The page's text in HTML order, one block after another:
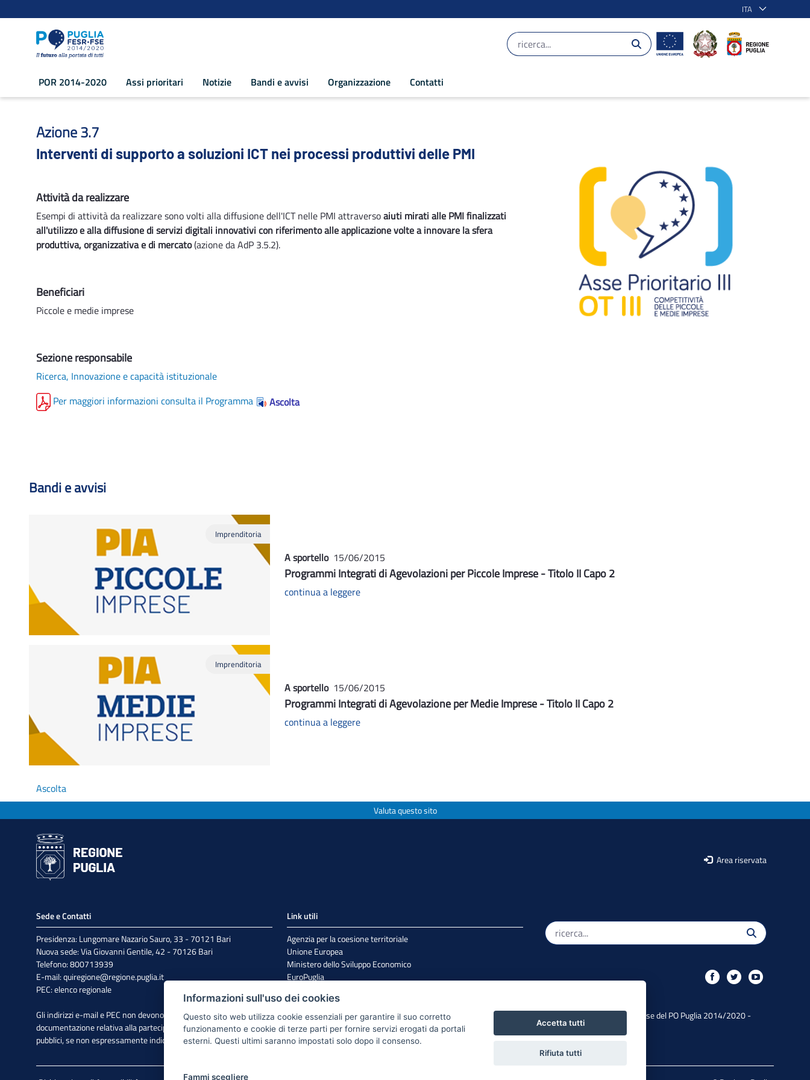
ITA
POR 2014-2020 Assi prioritari Notizie Bandi e avvisi Organizzazione Contatti
Interventi di supporto a soluzioni ICT nei processi produttivi delle PMI - POR Puglia 2014-2020
Azione 3.7
Interventi di supporto a soluzioni ICT nei processi produttivi delle PMI
Attività da realizzare
Esempi di attività da realizzare sono volti alla diffusione dell'ICT nelle PMI attraversoaiuti mirati alle PMI finalizzati
all'utilizzo e alla diffusione di servizi digitali innovativi con riferimento alle applicazione volte a innovare la sfera
produttiva, organizzativa e di mercato(azione da AdP 3.5.2).
Beneficiari
Piccole e medie imprese
Sezione responsabile
Ricerca, Innovazione e capacità istituzionale
Per maggiori informazioni consulta il Programma
Ascolta
Bandi e avvisi
Imprenditoria
A sportello 15/06/2015
Programmi Integrati di Agevolazioni per Piccole Imprese - Titolo II Capo 2
continua a leggere
Imprenditoria
A sportello 15/06/2015
Programmi Integrati di Agevolazione per Medie Imprese - Titolo II Capo 2
continua a leggere
Ascolta
Valuta questo sito
Area riservata
Sede e Contatti
Presidenza: Lungomare Nazario Sauro, 33 - 70121 Bari
Nuova sede: Via Giovanni Gentile, 42 - 70126 Bari
Telefono: 800713939
E-mail:quiregione@regione.puglia.it
PEC:elenco regionale
Gli indirizzi e-mail e PEC non devono essere utilizzati per l'invio di
documentazione relativa alla partecipazione a bandi e avvisi
pubblici, se non espressamente indicato.
Link utili
Agenzia per la coesione territoriale
Unione Europea
Ministero dello Sviluppo Economico
EuroPuglia
Sistema Puglia
Iniziativa finanziata con risorse del PO Puglia 2014/2020 -
Asse XIII
Informazioni sull'uso dei cookies
Questo sito web utilizza cookie essenziali per garantire il suo corretto
funzionamento e cookie di terze parti per fornire servizi erogati da portali
esterni. Questi ultimi saranno impostati solo dopo il consenso.
Fammi scegliere
Accetta tutti
Rifiuta tutti